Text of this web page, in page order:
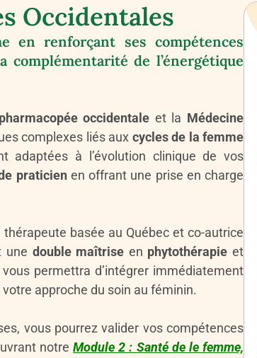
Occidentales
renforçant ses compétences
de l’énergétique
occidentale et la Médecine
complexes liés aux cycles de la femme
adaptées à l’évolution clinique de vos
praticienen offrant une prise en charge
thérapeute basée au Québec et co-autrice
double maîtrise en phytothérapie et
vous permettra d’intégrer immédiatement
approche du soin au féminin.
vous pourrez valider vos compétences
notreModule 2 : Santé de le femme,